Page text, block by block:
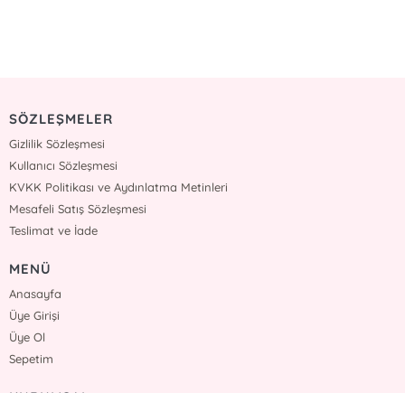
SÖZLEŞMELER
Gizlilik Sözleşmesi
Kullanıcı Sözleşmesi
KVKK Politikası ve Aydınlatma Metinleri
Mesafeli Satış Sözleşmesi
Teslimat ve İade
MENÜ
Anasayfa
Üye Girişi
Üye Ol
Sepetim